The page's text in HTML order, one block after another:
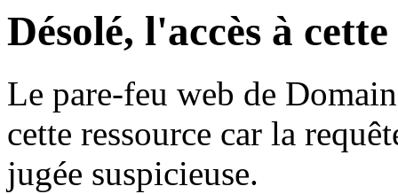
Désolé, l'accès à
Le pare-feu web de
cette ressource car la
jugée suspicieuse.